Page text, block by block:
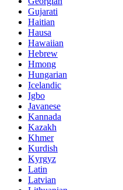
Gujarati
Haitian
Hausa
Hawaiian
Hebrew
Hmong
Hungarian
Icelandic
Igbo
Javanese
Kannada
Kazakh
Khmer
Kurdish
Kyrgyz
Latin
Latvian